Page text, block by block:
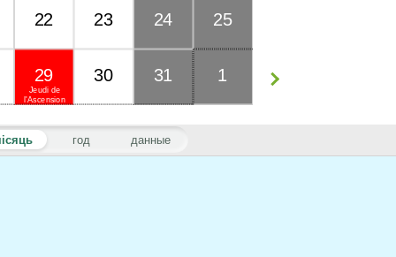
год данные
22 23 24 25
Jeudi de
l'Ascension
29 30 31 1